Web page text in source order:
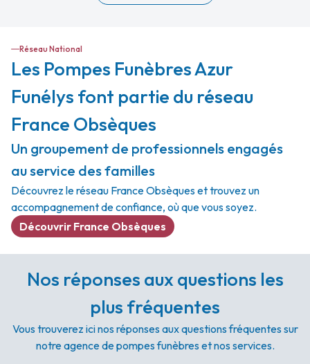
Réseau National
Les Pompes Funèbres Azur
Funélys font partie du réseau
France Obsèques
Un groupement de professionnels engagés
au service des familles
Découvrez le réseau France Obsèques et trouvez un
accompagnement de confiance, où que vous soyez.
Découvrir France Obsèques
Nos réponses aux questions les
plus fréquentes
Vous trouverez ici nos réponses aux questions fréquentes sur
notre agence de pompes funèbres et nos services.